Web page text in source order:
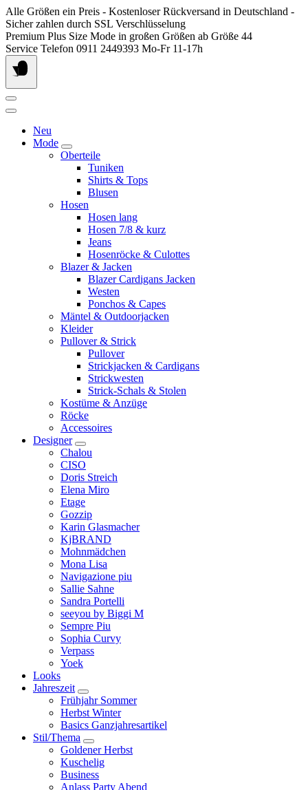
Springen
Sie
zum
Inhalt
Alle Größen ein Preis - Kostenloser Rückversand in Deutschland -
Sicher zahlen durch SSL Verschlüsselung
Premium Plus Size Mode in großen Größen ab Größe 44
Service Telefon 0911 2449393 Mo-Fr 11-17h
Neu
Mode
Oberteile
Tuniken
Shirts & Tops
Blusen
Hosen
Hosen lang
Hosen 7/8 & kurz
Jeans
Hosenröcke & Culottes
Blazer & Jacken
Blazer Cardigans Jacken
Westen
Ponchos & Capes
Mäntel & Outdoorjacken
Kleider
Pullover & Strick
Pullover
Strickjacken & Cardigans
Strickwesten
Strick-Schals & Stolen
Kostüme & Anzüge
Röcke
Accessoires
Designer
Chalou
CISO
Doris Streich
Elena Miro
Etage
Gozzip
Karin Glasmacher
KjBRAND
Mohnmädchen
Mona Lisa
Navigazione piu
Sallie Sahne
Sandra Portelli
seeyou by Biggi M
Sempre Piu
Sophia Curvy
Verpass
Yoek
Looks
Jahreszeit
Frühjahr Sommer
Herbst Winter
Basics Ganzjahresartikel
Stil/Thema
Goldener Herbst
Kuschelig
Business
Anlass Party Abend